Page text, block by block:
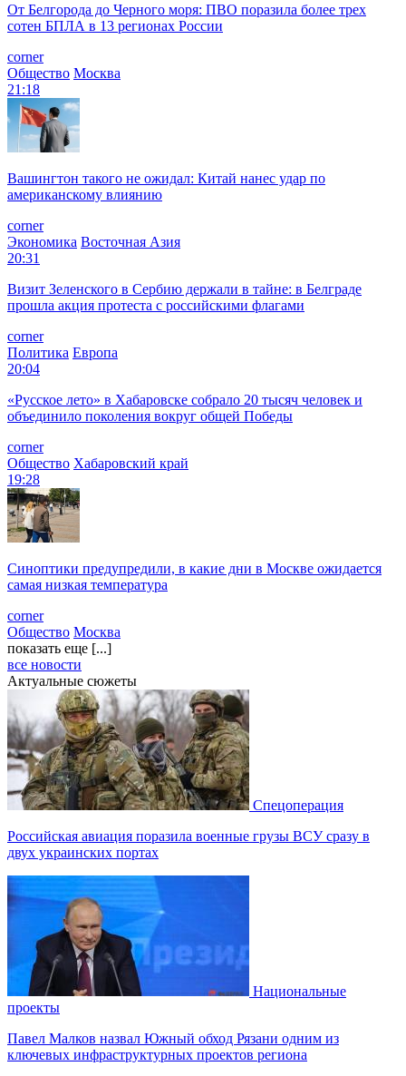
От Белгорода до Черного моря: ПВО поразила более трех
сотен БПЛА в 13 регионах России
corner
Общество Москва
21:18
Вашингтон такого не ожидал: Китай нанес удар по
американскому влиянию
corner
Экономика Восточная Азия
20:31
Визит Зеленского в Сербию держали в тайне: в Белграде
прошла акция протеста с российскими флагами
corner
Политика Европа
20:04
«Русское лето» в Хабаровске собрало 20 тысяч человек и
объединило поколения вокруг общей Победы
corner
Общество Хабаровский край
19:28
Синоптики предупредили, в какие дни в Москве ожидается
самая низкая температура
corner
Общество Москва
показать еще [...]
все новости
Актуальные сюжеты
Спецоперация
Российская авиация поразила военные грузы ВСУ сразу в
двух украинских портах
Национальные
проекты
Павел Малков назвал Южный обход Рязани одним из
ключевых инфраструктурных проектов региона